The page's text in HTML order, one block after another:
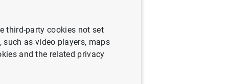
third-party cookies not set
such as video players, maps
and the related privacy